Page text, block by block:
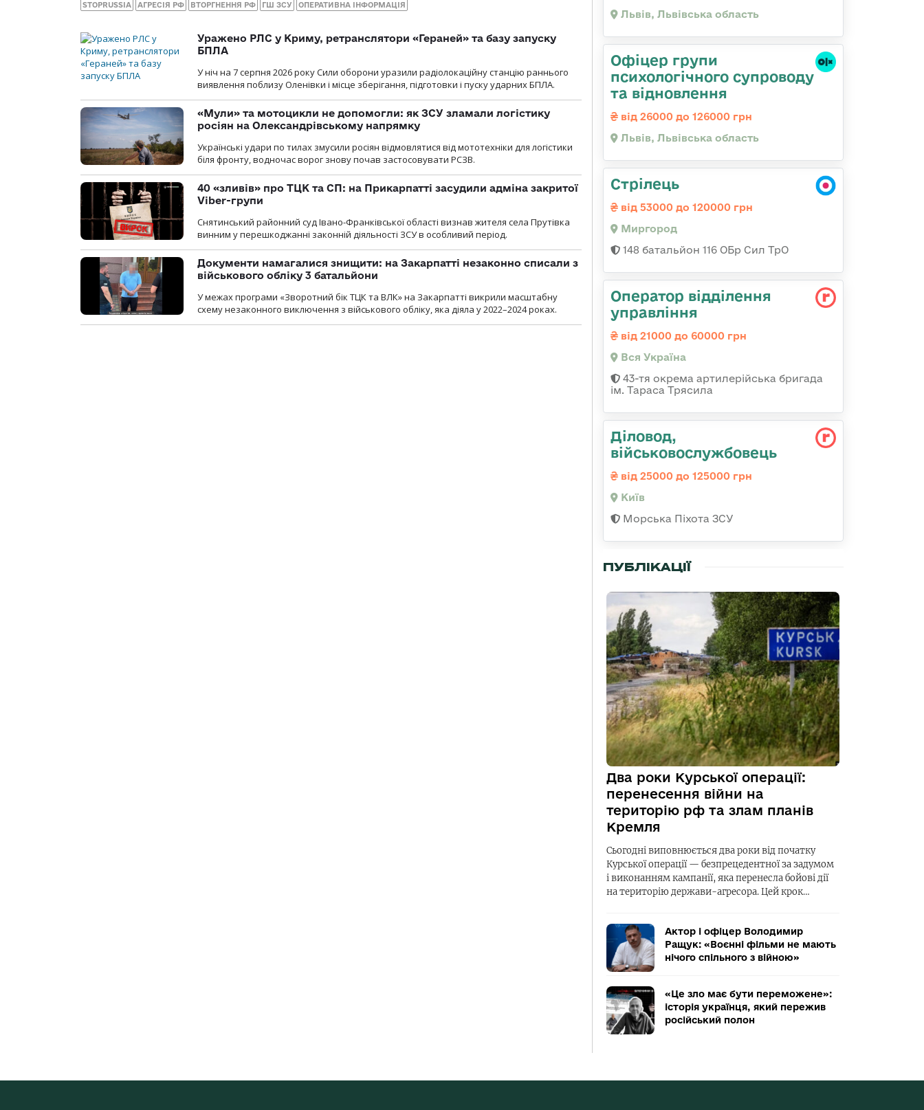
STOPRUSSIA АГРЕСІЯ РФ ВТОРГНЕННЯ РФ ГШ ЗСУ ОПЕРАТИВНА ІНФОРМАЦІЯ
Уражено РЛС у Криму, ретранслятори «Гераней» та базу запуску
БПЛА
У ніч на 7 серпня 2026 року Сили оборони уразили радіолокаційну станцію раннього
виявлення поблизу Оленівки і місце зберігання, підготовки і пуску ударних БПЛА.
«Мули» та мотоцикли не допомогли: як ЗСУ зламали логістику
росіян на Олександрівському напрямку
Українські удари по тилах змусили росіян відмовлятися від мототехніки для логістики
біля фронту, водночас ворог знову почав застосовувати РСЗВ.
40 «зливів» про ТЦК та СП: на Прикарпатті засудили адміна закритої
Viber-групи
Снятинський районний суд Івано-Франківської області визнав жителя села Прутівка
винним у перешкоджанні законній діяльності ЗСУ в особливий період.
Документи намагалися знищити: на Закарпатті незаконно списали з
військового обліку 3 батальйони
У межах програми «Зворотний бік ТЦК та ВЛК» на Закарпатті викрили масштабну
схему незаконного виключення з військового обліку, яка діяла у 2022–2024 роках.
Львів, Львівська область
Офіцер групи
психологічного супроводу
та відновлення
від 26000 до 126000 грн
Львів, Львівська область
Стрілець
від 53000 до 120000 грн
Миргород
148 батальйон 116 ОБр Сил ТрО
Оператор відділення
управління
від 21000 до 60000 грн
Вся Україна
43-тя окрема артилерійська бригада
ім. Тараса Трясила
Діловод,
військовослужбовець
від 25000 до 125000 грн
Київ
Морська Піхота ЗСУ
ПУБЛІКАЦІЇ
Два роки Курської операції:
перенесення війни на
територію рф та злам планів
Кремля
Сьогодні виповнюється два роки від початку
Курської операції — безпрецедентної за задумом
і виконанням кампанії, яка перенесла бойові дії
на територію держави-агресора. Цей крок…
Актор і офіцер Володимир
Ращук: «Воєнні фільми не мають
нічого спільного з війною»
«Це зло має бути переможене»:
історія українця, який пережив
російський полон